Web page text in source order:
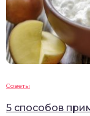
Советы
5 способов